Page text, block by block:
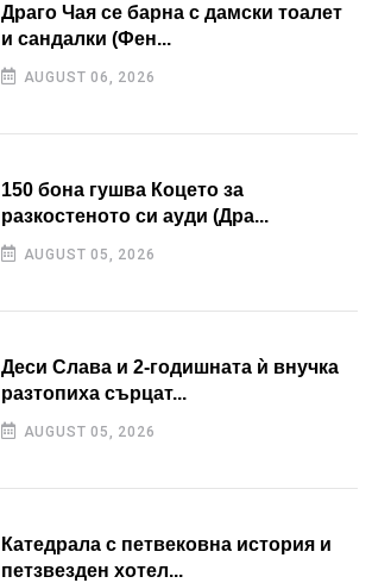
Драго Чая се барна с дамски тоалет
и сандалки (Фен...
AUGUST 06, 2026
150 бона гушва Коцето за
разкостеното си ауди (Дра...
AUGUST 05, 2026
Деси Слава и 2-годишната ѝ внучка
разтопиха сърцат...
AUGUST 05, 2026
Катедрала с петвековна история и
петзвезден хотел...